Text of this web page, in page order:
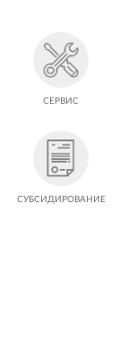
СЕРВИС
СУБСИДИРОВАНИЕ